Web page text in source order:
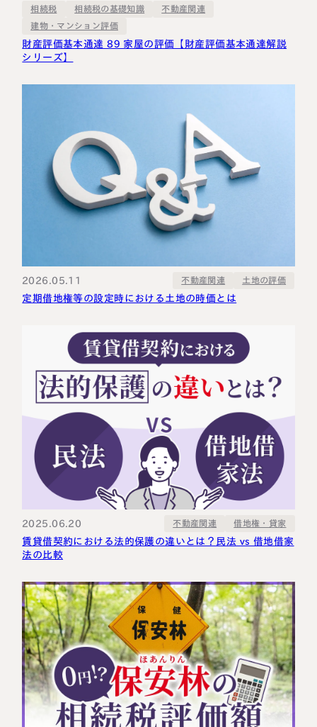
相続税 相続税の基礎知識 不動産関連
建物・マンション評価
財産評価基本通達 89 家屋の評価【財産評価基本通達解説
シリーズ】
2026.05.11 不動産関連 土地の評価
定期借地権等の設定時における土地の時価とは
2025.06.20 不動産関連 借地権・貸家
賃貸借契約における法的保護の違いとは？民法 vs 借地借家
法の比較